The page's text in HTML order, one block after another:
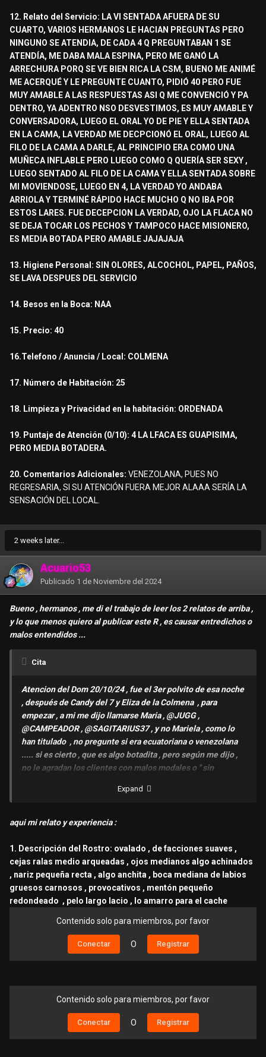
12. Relato del Servicio: LA VI SENTADA AFUERA DE SU
CUARTO, VARIOS HERMANOS LE HACIAN PREGUNTAS PERO
NINGUNO SE ATENDIA, DE CADA 4 Q PREGUNTABAN 1 SE
ATENDÍA, ME DABA MALA ESPINA, PERO ME GANÓ LA
ARRECHURA PORQ SE VE BIEN RICA LA CSM, BUENO ME ANIMÉ
ME ACERQUÉ Y LE PREGUNTE CUANTO, PIDIÓ 40 PERO FUE
MUY AMABLE A LAS RESPUESTAS ASI Q ME CONVENCIÓ Y PA
DENTRO, YA ADENTRO NSO DESVESTIMOS, ES MUY AMABLE Y
CONVERSADORA, LUEGO EL ORAL YO DE PIE Y ELLA SENTADA
EN LA CAMA, LA VERDAD ME DECPCIONÓ EL ORAL, LUEGO AL
FILO DE LA CAMA A DARLE, AL PRINCIPIO ERA COMO UNA
MUÑECA INFLABLE PERO LUEGO COMO Q QUERÍA SER SEXY ,
LUEGO SENTADO AL FILO DE LA CAMA Y ELLA SENTADA SOBRE
MI MOVIENDOSE, LUEGO EN 4, LA VERDAD YO ANDABA
ARRIOLA Y TERMINÉ RÁPIDO HACE MUCHO Q NO IBA POR
ESTOS LARES. FUE DECEPCION LA VERDAD, OJO LA FLACA NO
SE DEJA TOCAR LOS PECHOS Y TAMPOCO HACE MISIONERO,
ES MEDIA BOTADA PERO AMABLE JAJAJAJA
13. Higiene Personal: SIN OLORES, ALCOCHOL, PAPEL, PAÑOS,
SE LAVA DESPUES DEL SERVICIO
14. Besos en la Boca: NAA
15. Precio: 40
16.Telefono / Anuncia / Local: COLMENA
17. Número de Habitación: 25
18. Limpieza y Privacidad en la habitación: ORDENADA
19. Puntaje de Atención (0/10): 4 LA LFACA ES GUAPISIMA,
PERO MEDIA BOTADERA.
20. Comentarios Adicionales: VENEZOLANA, PUES NO
REGRESARIA, SI SU ATENCIÓN FUERA MEJOR ALAAA SERÍA LA
SENSACIÓN DEL LOCAL.
2 weeks later...
Acuario53
Publicado 1 de Noviembre del 2024
Bueno , hermanos , me di el trabajo de leer los 2 relatos de arriba ,
y lo que menos quiero al publicar este R , es causar entredichos o
malos entendidos ...
Cita
Atencion del Dom 20/10/24 , fue el 3er polvito de esa noche
, después de Candy del 7 y Eliza de la Colmena , para
empezar , a mi me dijo llamarse Maria , @JUGG,
@CAMPEADOR, @SAGITARIUS37, y no Mariela , como lo
han titulado , no pregunte si era ecuatoriana o venezolana
..... si es cierto , que es algo botadita , pero según me dijo ,
no le agradan los clientes con malos modales o " sin
esto según sus propias palabras , les pone la cruz , o no los
relatos como los de arriba , en mi caso muy personal , creo
, entre con la mejor actitud , conversamos , muy
amenamente , la vi sonriente , y hasta complaciente diría yo
... ojalá hayan más hermanos que puedan publicar sus R , con
esta kine , para ver de que va la cosa ... y dilucidar mejor su
forma de atender .....
Contenido solo para miembros, por favor
O Registrar
Expand
aqui mi relato y experiencia:
1. Descripción del Rostro: ovalado , de facciones suaves ,
cejas ralas medio arqueadas , ojos medianos algo achinados
, nariz pequeña recta , algo anchita , boca mediana de labios
gruesos carnosos , provocativos , mentón pequeño
redondeado , pelo largo lacio , lo amarro para el cache
Contenido solo para miembros, por favor
Conectar O Registrar
Contenido solo para miembros, por favor
Conectar O Registrar